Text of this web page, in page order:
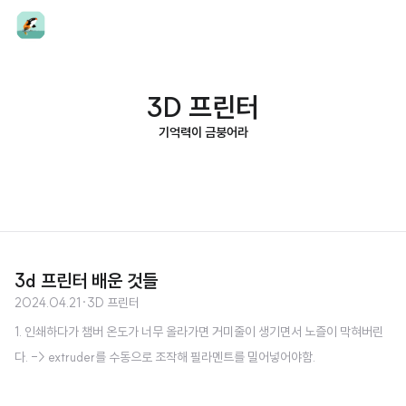
3D 프린터
기억력이 금붕어라
3d 프린터 배운 것들
2024.04.21 ·3D 프린터
1. 인쇄하다가 챔버 온도가 너무 올라가면 거미줄이 생기면서 노즐이 막혀버린
다. -> extruder를 수동으로 조작해 필라멘트를 밀어넣어야함.